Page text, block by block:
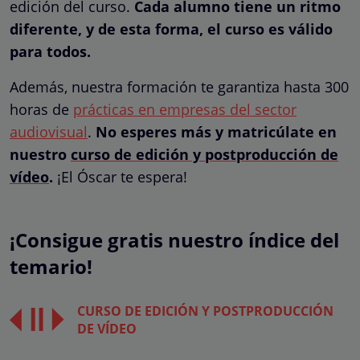
edición del curso. Cada alumno tiene un ritmo
diferente, y de esta forma, el curso es válido
para todos.
Además, nuestra formación te garantiza hasta 300
horas de prácticas en empresas del sector
audiovisual. No esperes más y matricúlate en
nuestro curso de edición y postproducción de
vídeo. ¡El Óscar te espera!
¡Consigue gratis nuestro índice del
temario!
CURSO DE EDICIÓN Y POSTPRODUCCIÓN
DE VÍDEO